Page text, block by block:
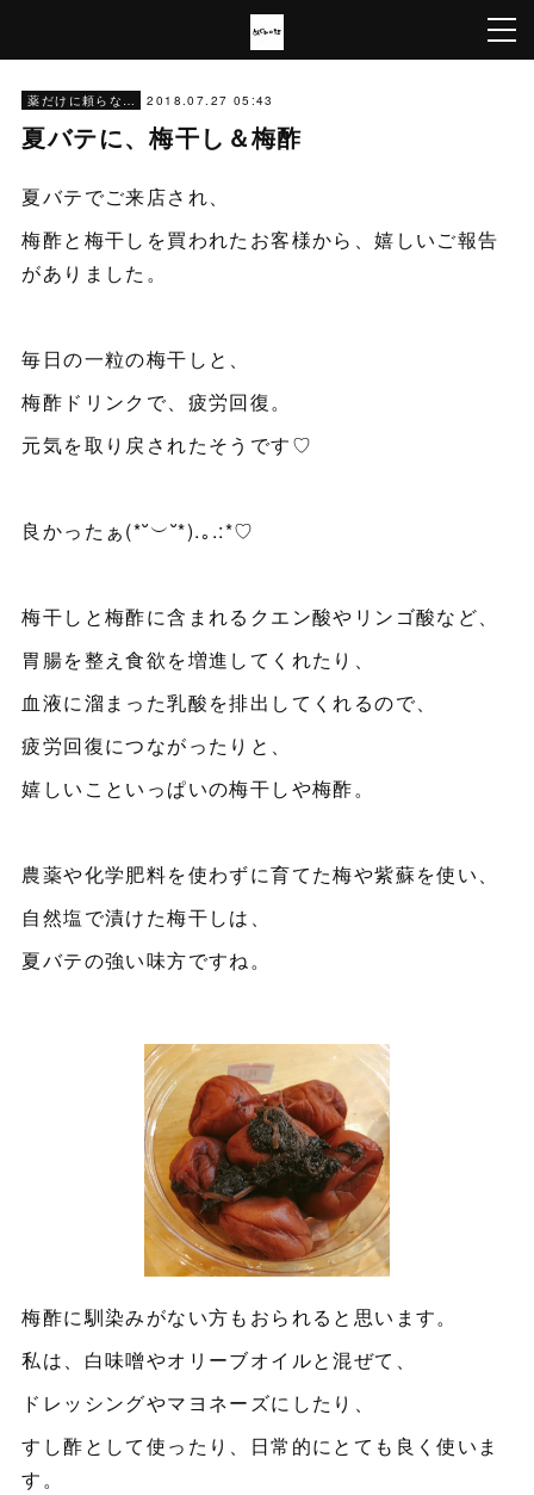
薬だけに頼らない生き方 2018.07.27 05:43
夏バテに、梅干し＆梅酢
夏バテでご来店され、
梅酢と梅干しを買われたお客様から、嬉しいご報告
がありました。
毎日の一粒の梅干しと、
梅酢ドリンクで、疲労回復。
元気を取り戻されたそうです♡
良かったぁ(*˘︶˘*).｡.:*♡
梅干しと梅酢に含まれるクエン酸やリンゴ酸など、
胃腸を整え食欲を増進してくれたり、
血液に溜まった乳酸を排出してくれるので、
疲労回復につながったりと、
嬉しいこといっぱいの梅干しや梅酢。
農薬や化学肥料を使わずに育てた梅や紫蘇を使い、
自然塩で漬けた梅干しは、
夏バテの強い味方ですね。
梅酢に馴染みがない方もおられると思います。
私は、白味噌やオリーブオイルと混ぜて、
ドレッシングやマヨネーズにしたり、
すし酢として使ったり、日常的にとても良く使いま
す。